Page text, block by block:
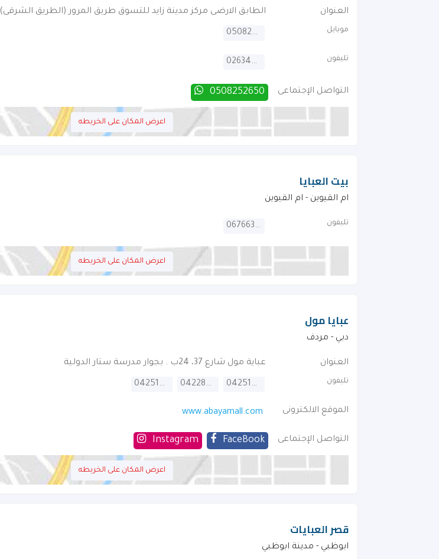
العنوان الطابق الارضى مركز مدينة زايد للتسوق طريق المرور (الطريق الشرقى)
موبايل 0508252650
تليفون 026340068
التواصل الإجتماعى 0508252650
اعرض المكان على الخريطه
بيت العبايا
ام القيوين - ام القيوين
تليفون 067663863
اعرض المكان على الخريطه
عبايا مول
دبي - مردف
العنوان عباية مول شارع 37، 24ب . بجوار مدرسة ستار الدولية
تليفون 042514071
042285555
042515111
الموقع الالكترونى www.abayamall.com
التواصل الإجتماعى FaceBook
Instagram
اعرض المكان على الخريطه
قصر العبايات
ابوظبي - مدينة ابوظبي